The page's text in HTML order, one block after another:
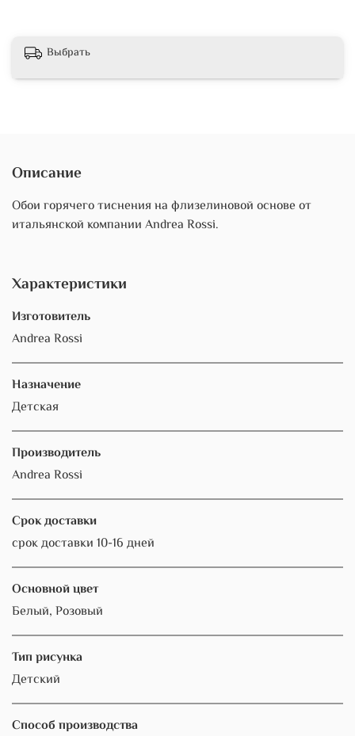
Выбрать
Описание
Обои горячего тиснения на флизелиновой основе от
итальянской компании Andrea Rossi.
Характеристики
Изготовитель
Andrea Rossi
Назначение
Детская
Производитель
Andrea Rossi
Срок доставки
срок доставки 10-16 дней
Основной цвет
Белый, Розовый
Тип рисунка
Детский
Способ производства